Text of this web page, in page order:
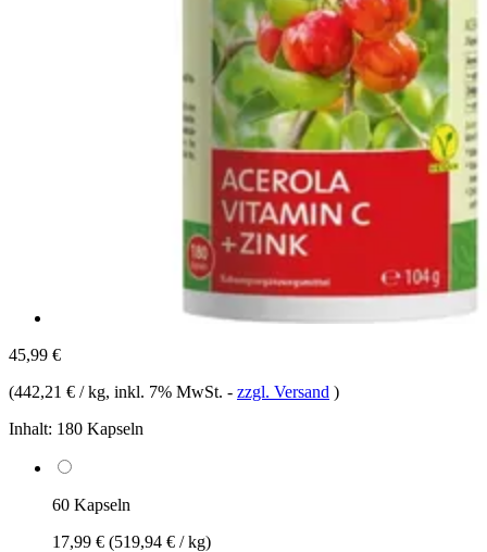
45,99 €
(442,21 € / kg, inkl. 7% MwSt. - zzgl. Versand )
Inhalt: 180 Kapseln
60 Kapseln
17,99 € (519,94 € / kg)